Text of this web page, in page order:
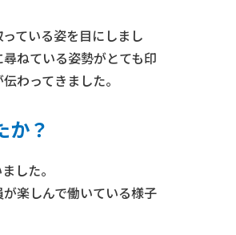
ている姿を目にしまし
ねている姿勢がとても印
わってきました。
か？
した。
楽しんで働いている様子